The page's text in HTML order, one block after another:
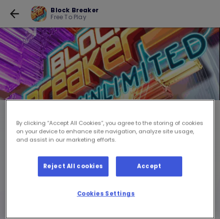
Block Breaker
Free To Play
Block Breaker
Free To Play
JUEGA POR LIBRE
By clicking “Accept All Cookies”, you agree to the storing of cookies
on your device to enhance site navigation, analyze site usage,
and assist in our marketing efforts.
Reject All cookies Accept
Cookies Settings